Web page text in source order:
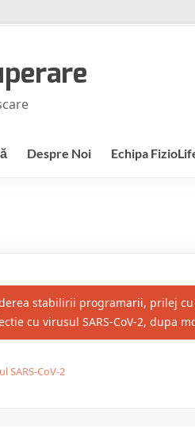
Despre Noi Echipa
stabilirii programarii, prilej
cu virusul SARS-CoV-2, dupa
SARS-CoV-2